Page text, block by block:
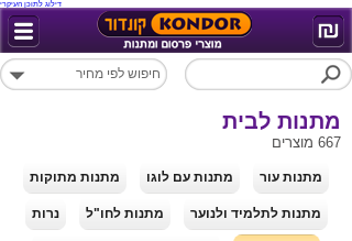
דילוג לתוכן העיקרי
מתנות לבית
667 מוצרים
מתנות עור מתנות עם לוגו מתנות מתוקות
מתנות לתלמיד ולנוער מתנות לחו"ל נרות